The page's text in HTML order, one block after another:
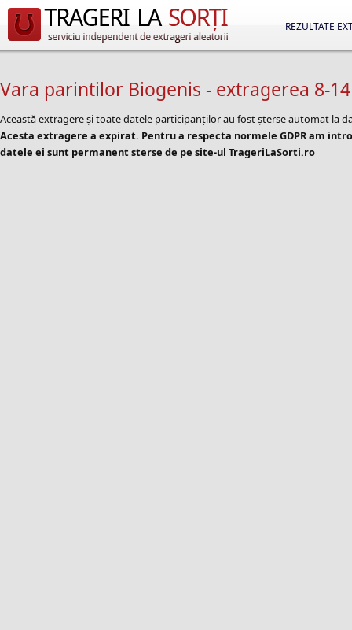
REZULTATE
Vara parintilor Biogenis - extragerea 8-
Această extragere și toate datele participanților au fost șterse automat la
Acesta extragere a expirat. Pentru a respecta normele GDPR am
datele ei sunt permanent sterse de pe site-ul TrageriLaSorti.ro